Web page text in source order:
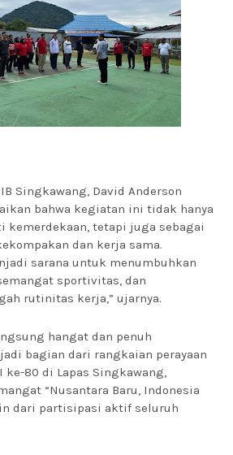
Singkawang, David Anderson
bahwa kegiatan ini tidak hanya
tetapi juga sebagai
dan kerja sama.
sarana untuk menumbuhkan
sportivitas, dan
rutinitas kerja,” ujarnya.
hangat dan penuh
bagian dari rangkaian perayaan
ke-80 di Lapas Singkawang,
“Nusantara Baru, Indonesia
dari partisipasi aktif seluruh